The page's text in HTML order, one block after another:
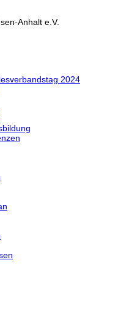
Anhalt e.V.
2024